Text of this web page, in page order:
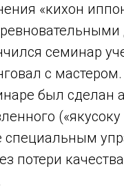
«кихон
семинар
с мастером.
был сделан
специальным
потери